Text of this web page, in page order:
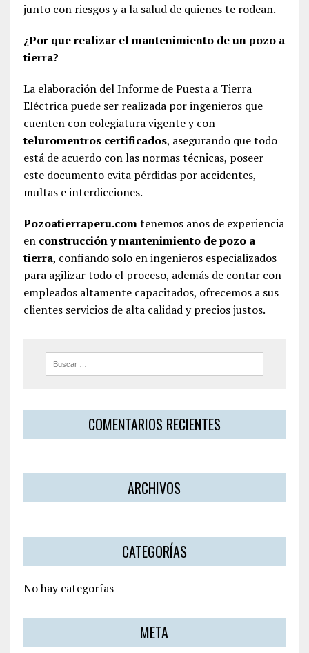
junto con riesgos y a la salud de quienes te rodean.
¿Por que realizar el mantenimiento de un pozo a
tierra?
La elaboración del Informe de Puesta a Tierra
Eléctrica puede ser realizada por ingenieros que
cuenten con colegiatura vigente y con
teluromentros certificados, asegurando que todo
está de acuerdo con las normas técnicas, poseer
este documento evita pérdidas por accidentes,
multas e interdicciones.
Pozoatierraperu.comtenemos años de experiencia
en construcción y mantenimiento de pozo a
tierra, confiando solo en ingenieros especializados
para agilizar todo el proceso, además de contar con
empleados altamente capacitados, ofrecemos a sus
clientes servicios de alta calidad y precios justos.
COMENTARIOS RECIENTES
ARCHIVOS
CATEGORÍAS
No hay categorías
META